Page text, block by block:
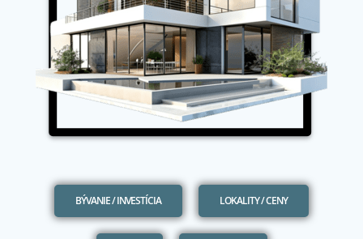
BÝVANIE / INVESTÍCIA LOKALITY / CENY